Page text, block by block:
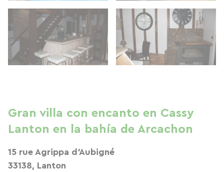
Gran villa con encanto en Cassy
Lanton en la bahía de Arcachon
15 rue Agrippa d'Aubigné
33138, Lanton